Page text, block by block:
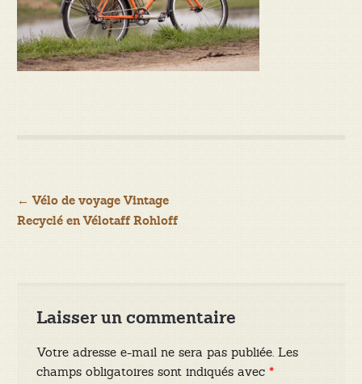
Navigation
← Vélo de voyage Vintage
Recyclé en Vélotaff Rohloff
Laisser un commentaire
Votre adresse e-mail ne sera pas publiée. Les
champs obligatoires sont indiqués avec*